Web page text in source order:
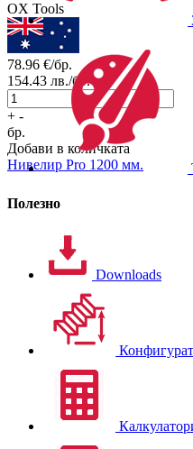
OX Tools
78.96 €/бр.
154.43 лв./бр.
+ -
бр.
Добави в количката
Нивелир Pro 1200 мм.
Полезно
Downloads